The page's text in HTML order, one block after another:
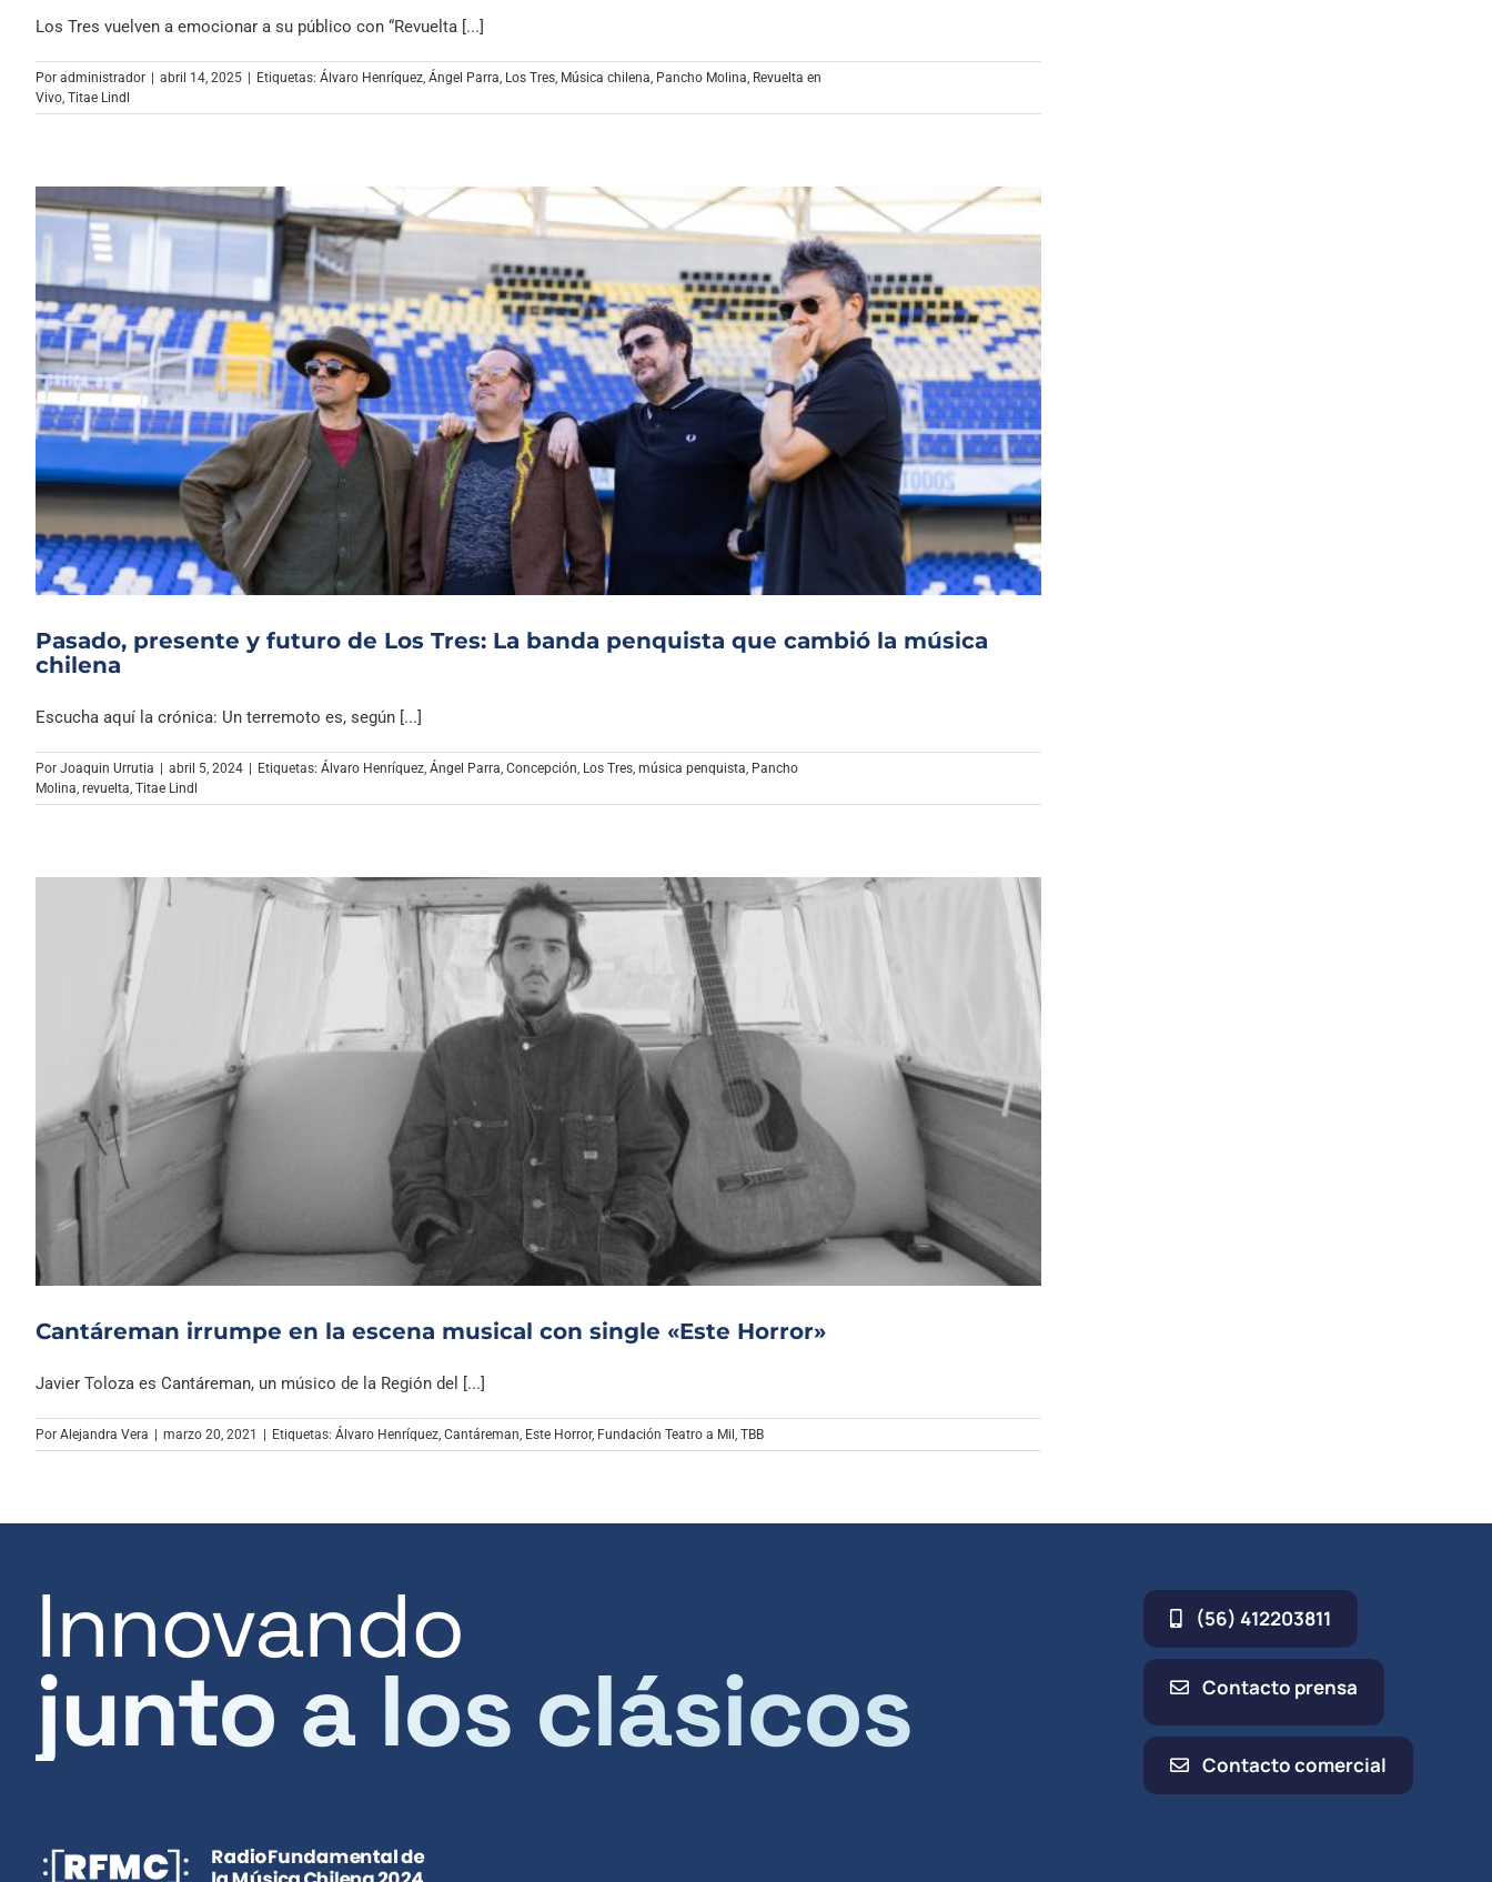
Los Tres vuelven a emocionar a su público con “Revuelta [...]
Por administrador | abril 14, 2025 | Etiquetas: Álvaro Henríquez Ángel Parra Los Tres Música chilena Pancho Molina Revuelta en
Vivo Titae Lindl
Pasado, presente y futuro de Los Tres: La banda penquista que cambió la música
chilena
Escucha aquí la crónica: Un terremoto es, según [...]
Por Joaquin Urrutia | abril 5, 2024 | Etiquetas: Álvaro Henríquez Ángel Parra Concepción Los Tres música penquista Pancho
Molina revuelta Titae Lindl
Cantáreman irrumpe en la escena musical con single «Este Horror»
Javier Toloza es Cantáreman, un músico de la Región del [...]
Por Alejandra Vera marzo 20, 2021 Etiquetas: Álvaro Henríquez, Cantáreman, Este Horror, Fundación Teatro a Mil , TBB
Innovando
junto a los clásicos
(56) 412203811
Contacto prensa
Contacto comercial